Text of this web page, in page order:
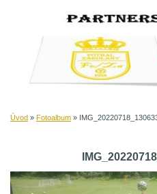
Úvod » Fotoalbum »